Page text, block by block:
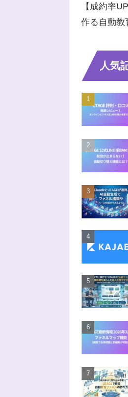
【成約率
作る自動教
人気